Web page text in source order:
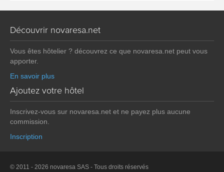
Découvrir novaresa.net
Vous êtes hôtelier ? découvrez ce que novaresa.net peut vous
apporter.
En savoir plus
Ajoutez votre hôtel
Inscrivez-vous sur novaresa.net et ne payez plus aucune
commission.
Inscription
© 2011 - 2026 novaresa SAS - Tous droits réservés